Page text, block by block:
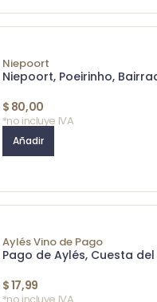
Niepoort
Niepoort, Poeirinho,
$ 80,00
*no incluye IVA
Añadir
Aylés Vino de Pago
Pago de Aylés, Cuesta
$17,99
*no incluye IVA